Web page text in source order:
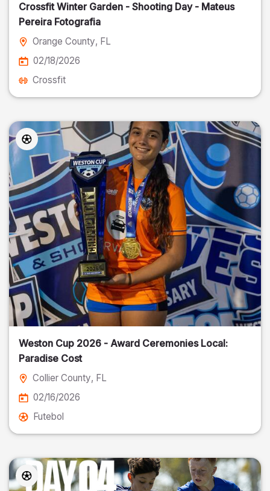
Crossfit Winter Garden - Shooting Day - Mateus
Pereira Fotografia
Orange County, FL
02/18/2026
Crossfit
Weston Cup 2026 - Award Ceremonies Local:
Paradise Cost
Collier County, FL
02/16/2026
Futebol